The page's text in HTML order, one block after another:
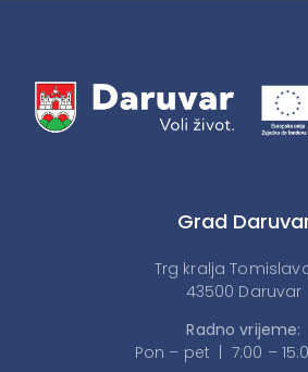
Grad
Trg kralja
43500 Daruvar
Radno vrijeme:
Pon – pet | 7:00 –